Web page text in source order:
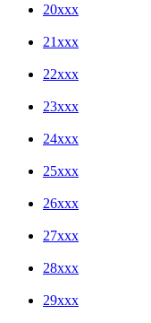
20xxx
21xxx
22xxx
23xxx
24xxx
25xxx
26xxx
27xxx
28xxx
29xxx